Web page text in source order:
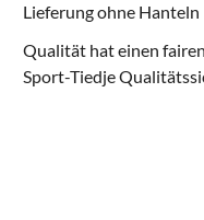
Lieferung ohne Hanteln
Qualität hat einen
Sport-Tiedje